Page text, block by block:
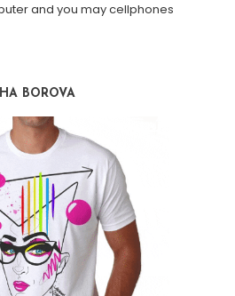
and you may cellphones
BOROVA